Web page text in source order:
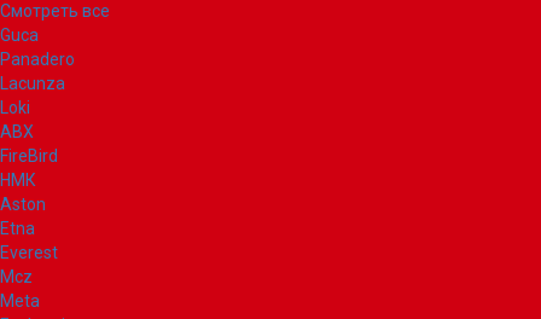
Смотреть все
Guca
Panadero
Lacunza
Loki
ABX
FireBird
НМК
Aston
Etna
Everest
Mcz
Meta